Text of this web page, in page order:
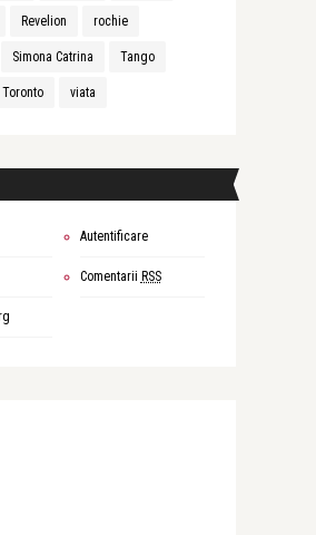
Revelion rochie
Simona Catrina Tango
Toronto viata
Autentificare
Comentarii RSS